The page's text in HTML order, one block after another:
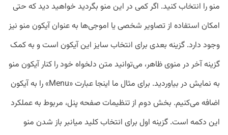
منو را انتخاب کنید. اگر کمی در این منو بگردید خواهید دید که حتی
امکان استفاده از تصاویر شخصی یا اموجی‌ها به عنوان آیکون منو نیز
وجود دارد. گزینه بعدی برای انتخاب سایز این آیکون است و به کمک
گزینه آخر در منوی ظاهر، می‌توانید متن دلخواه خود را کنار آیکون منو
به نمایش در بیاوردید. برای مثال ما اینجا عبارت «Menu» را به آیکون
اضافه می‌کنیم. بخش دوم از تنظیمات صفحه پنل، مربوط به عملکرد
این دکمه است. گزینه اول برای انتخاب کلید میانبر باز شدن منو